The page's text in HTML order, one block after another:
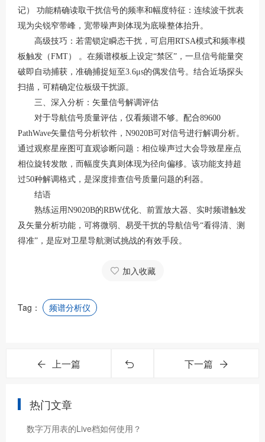
记） 功能精确读取干扰信号的频率和幅度特征：连续波干扰表
现为尖锐窄带峰，宽带噪声则体现为底噪整体抬升。
高级技巧：若需锁定瞬态干扰，可启用RTSA模式和频率模
板触发（FMT） 。在频谱模板上设定“禁区”，一旦信号能量突
破即自动捕获，准确捕捉短至3.6μs的偶发信号。结合近场探头
扫描，可精确定位板级干扰源。
三、深入分析：矢量信号解调评估
对于导航信号质量评估，仅看频谱不够。配合89600
PathWave矢量信号分析软件，N9020B可对信号进行解调分析。
通过观察星座图可直观诊断问题：相位噪声过大会导致星座点
相位旋转发散，而幅度失真则体现为径向偏移。该功能支持超
过50种解调格式，是深度排查信号质量问题的利器。
结语
熟练运用N9020B的RBW优化、前置放大器、实时频谱触发
及矢量分析功能，可将微弱、易受干扰的导航信号“看得清、测
得准”，是应对卫星导航测试挑战的有效手段。
加入收藏
Tag： 频谱分析仪
上一篇 下一篇
热门文章
数字万用表的Live档如何使用？